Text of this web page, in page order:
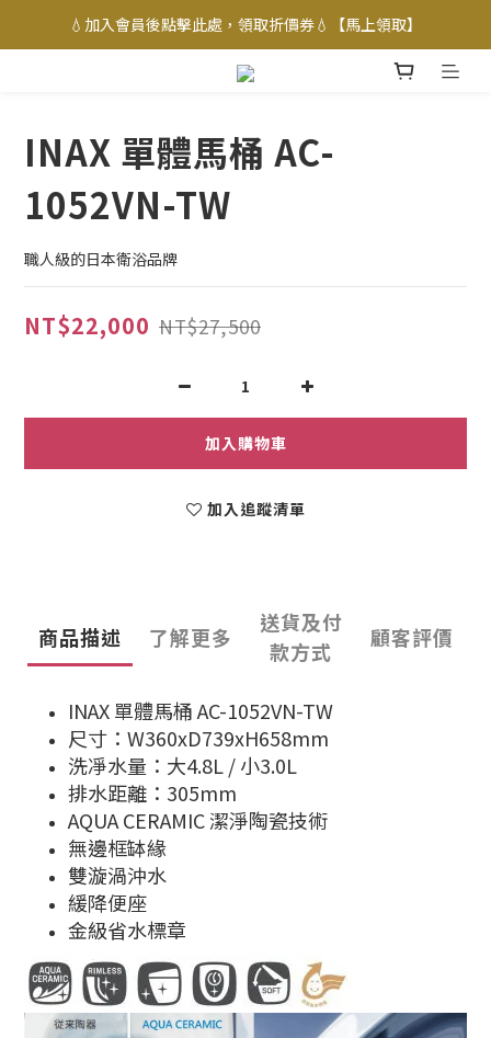
💧加入會員後點擊此處，領取折價券💧【馬上領取】
INAX 單體馬桶 AC-
1052VN-TW
職人級的日本衛浴品牌
NT$22,000 NT$27,500
加入購物車
加入追蹤清單
商品描述 了解更多
送貨及付
款方式
顧客評價
INAX 單體馬桶 AC-1052VN-TW
尺寸：W360xD739xH658mm
洗凈水量：大4.8L / 小3.0L
排水距離：305mm
AQUA CERAMIC 潔淨陶瓷技術
無邊框缽緣
雙漩渦沖水
緩降便座
金級省水標章